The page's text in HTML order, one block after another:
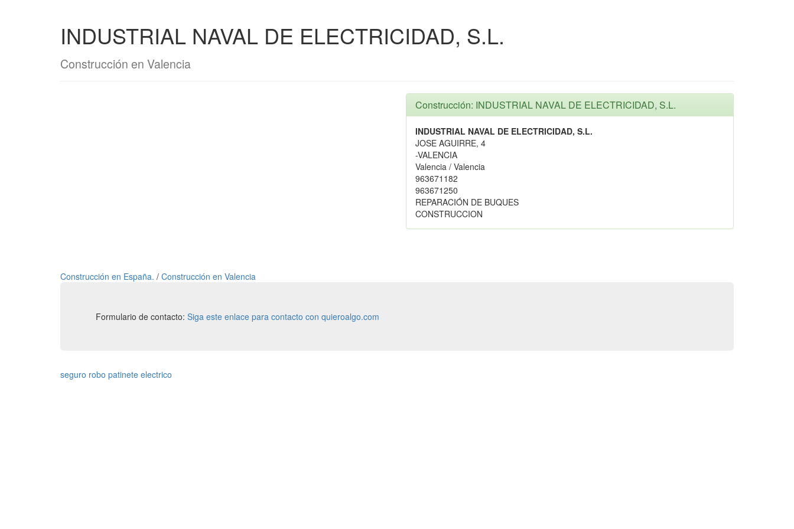
INDUSTRIAL NAVAL DE ELECTRICIDAD, S.L.
Construcción en Valencia
Construcción: INDUSTRIAL NAVAL DE ELECTRICIDAD, S.L.
INDUSTRIAL NAVAL DE ELECTRICIDAD, S.L.
JOSE AGUIRRE, 4
-VALENCIA
Valencia / Valencia
963671182
963671250
REPARACIÓN DE BUQUES
CONSTRUCCION
Construcción en España. / Construcción en Valencia
Formulario de contacto: Siga este enlace para contacto con quieroalgo.com
seguro robo patinete electrico